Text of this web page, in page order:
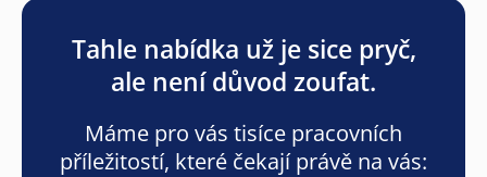
Tahle nabídka už je sice pryč,
ale není důvod zoufat.
Máme pro vás tisíce pracovních
příležitostí, které čekají právě na vás: